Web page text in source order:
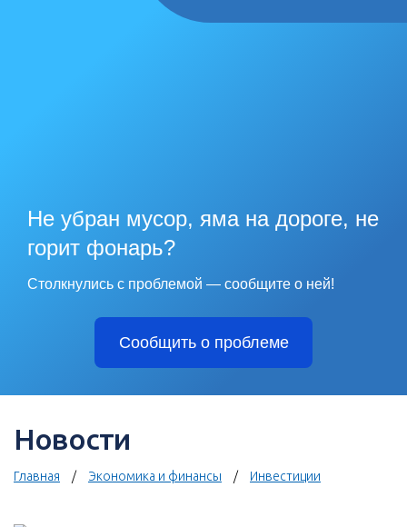
Не убран мусор, яма на дороге, не
горит фонарь?
Столкнулись с проблемой — сообщите о ней!
Сообщить о проблеме
Новости
Главная Экономика и финансы Инвестиции